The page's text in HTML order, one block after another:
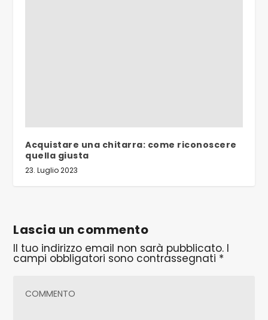
Acquistare una chitarra: come riconoscere
quella giusta
23. Luglio 2023
Lascia un commento
Il tuo indirizzo email non sarà pubblicato. I
campi obbligatori sono contrassegnati *